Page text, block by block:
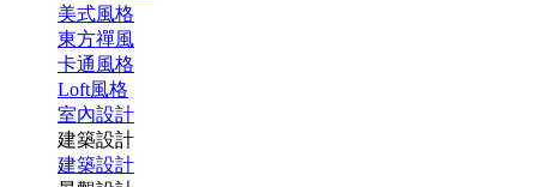
美式風格
東方禪風
卡通風格
Loft風格
室內設計
建築設計
建築設計